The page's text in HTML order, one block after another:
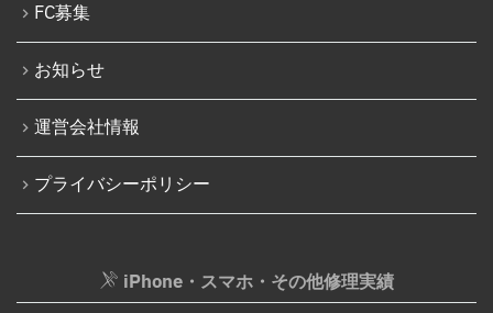
FC募集
お知らせ
運営会社情報
プライバシーポリシー
iPhone・スマホ・その他修理実績